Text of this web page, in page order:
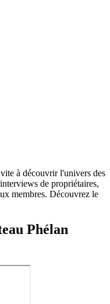
à découvrir l'univers des
de propriétaires,
membres. Découvrez le
Phélan